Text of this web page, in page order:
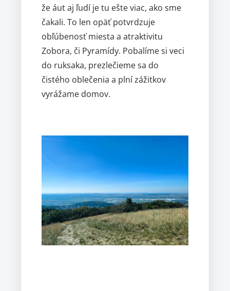
že áut aj ľudí je tu ešte viac, ako sme
čakali. To len opäť potvrdzuje
obľúbenosť miesta a atraktivitu
Zobora, či Pyramídy. Pobalíme si veci
do ruksaka, prezlečieme sa do
čistého oblečenia a plní zážitkov
vyrážame domov.